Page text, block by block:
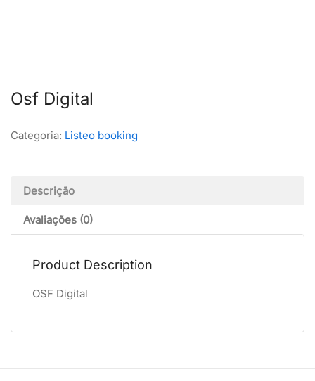
Osf Digital
Categoria: Listeo booking
Descrição
Avaliações (0)
Product Description
OSF Digital